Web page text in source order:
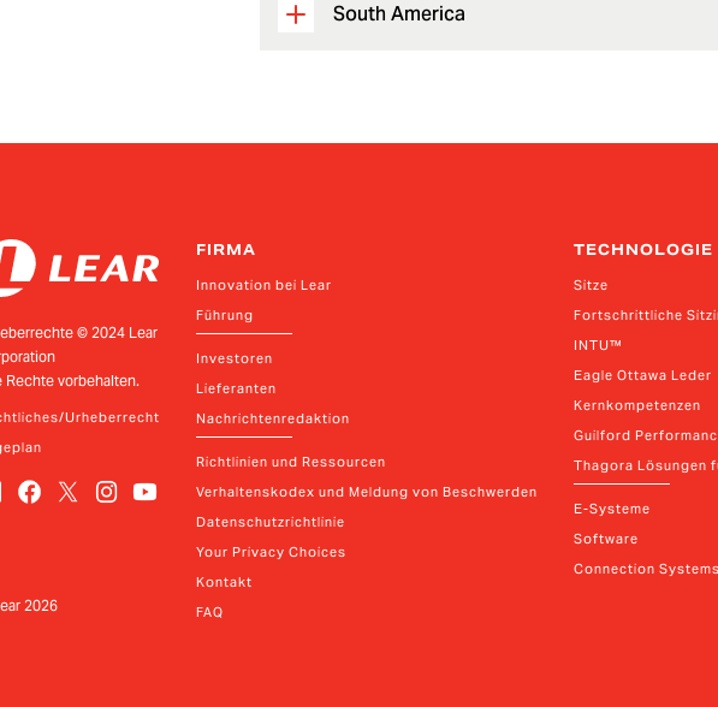
South America
© 2024 Lear
Rechte vorbehalten.
Urheberrecht
2026
FIRMA
Innovation bei Lear
Führung
Investoren
Lieferanten
Nachrichtenredaktion
Richtlinien und Ressourcen
Verhaltenskodex und Meldung von Beschwerden
Datenschutzrichtlinie
Your Privacy Choices
Kontakt
FAQ
TECHNOLOGIE
Sitze
Fortschrittliche
INTU™
Eagle Ottawa Leder
Kernkompetenzen
Guilford
Thagora Lösungen
E-Systeme
Software
Connection